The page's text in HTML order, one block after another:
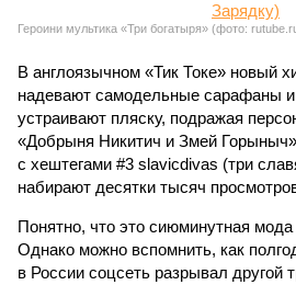
Героини мультика «Три богатыря» (фото:
В англоязычном «Тик Токе» новый
надевают самодельные сарафаны
устраивают пляску, подражая
«Добрыня Никитич и Змей
с хештегами #3 slavicdivas (три
набирают десятки тысяч
Понятно, что это сиюминутная мода
Однако можно вспомнить, как
в России соцсеть разрывал другой